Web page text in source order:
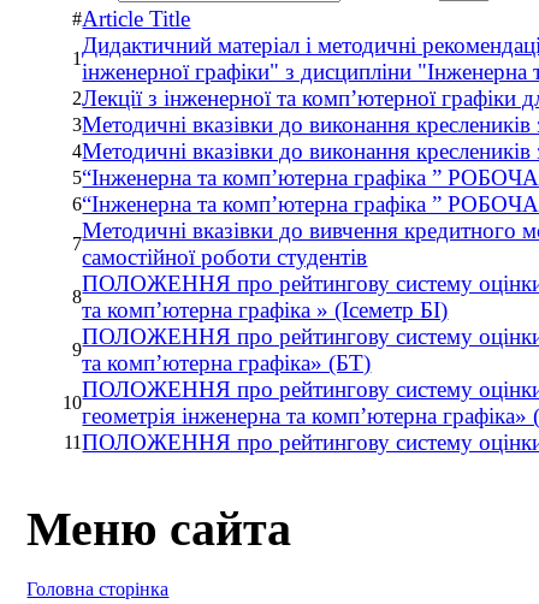
#Article Title
1
Дидактичний матеріал і методичні
інженерної графіки" з дисципліни
2Лекції з інженерної та комп’ютерної графіки
3Методичні вказівки до виконання
4Методичні вказівки до виконання
5“Інженерна та комп’ютерна графіка ”
6“Інженерна та комп’ютерна графіка ”
7
Методичні вказівки до вивчення кредитного
самостійної роботи студентів
8
ПОЛОЖЕННЯ про рейтингову систему оцінки
та комп’ютерна графіка » (Iсеметр БІ)
9
ПОЛОЖЕННЯ про рейтингову систему оцінки
та комп’ютерна графіка» (БТ)
10
ПОЛОЖЕННЯ про рейтингову систему оцінки
геометрія інженерна та комп’ютерна графіка»
11ПОЛОЖЕННЯ про рейтингову систему
Меню сайта
Головна сторінка